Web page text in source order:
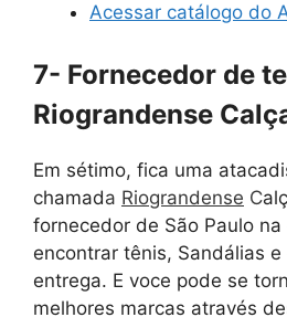
Acessar catálogo do
7- Fornecedor de
Riograndense
Em sétimo, fica uma
chamada Riograndense C
fornecedor de São Paulo
encontrar tênis, Sandálias
entrega. E voce pode se
melhores marcas através